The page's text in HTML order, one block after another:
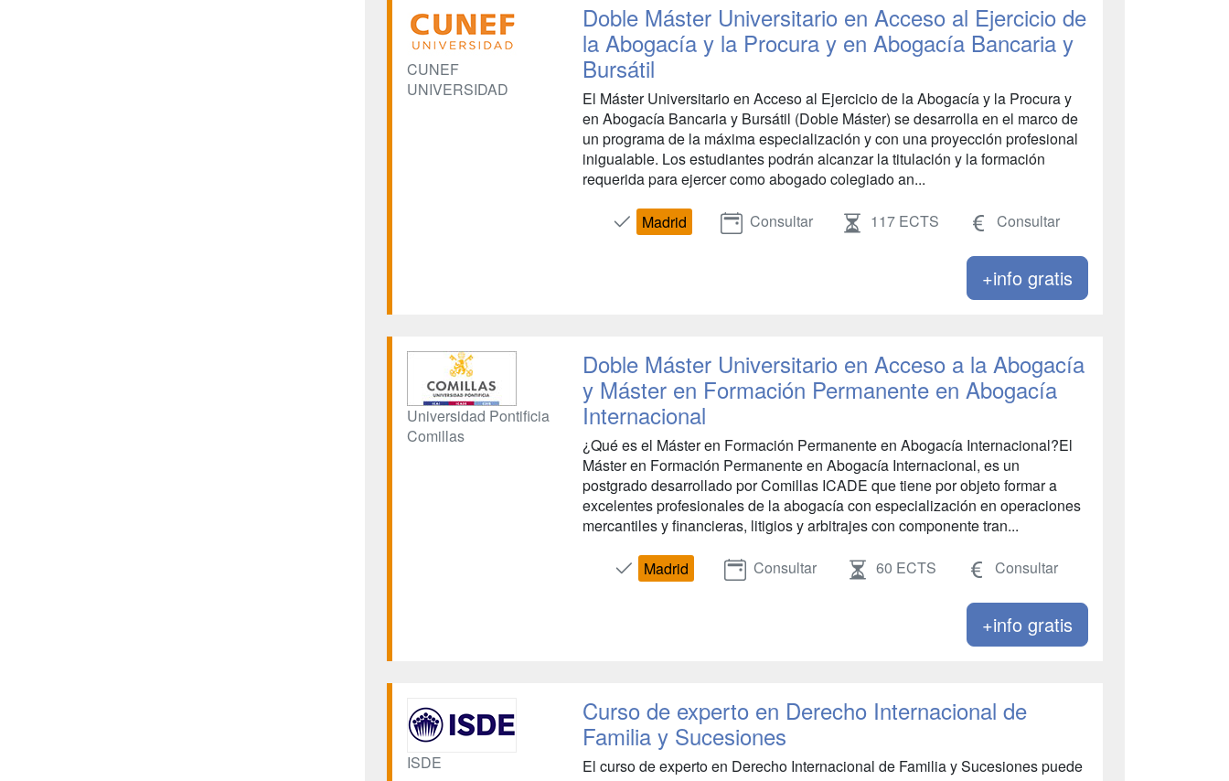
CUNEF
UNIVERSIDAD
Doble Máster Universitario en Acceso al Ejercicio de
la Abogacía y la Procura y en Abogacía Bancaria y
Bursátil
El Máster Universitario en Acceso al Ejercicio de la Abogacía y la Procura y
en Abogacía Bancaria y Bursátil (Doble Máster) se desarrolla en el marco de
un programa de la máxima especialización y con una proyección profesional
inigualable. Los estudiantes podrán alcanzar la titulación y la formación
requerida para ejercer como abogado colegiado an...
Madrid Consultar 117 ECTS Consultar
+info gratis
Universidad Pontificia
Comillas
Doble Máster Universitario en Acceso a la Abogacía
y Máster en Formación Permanente en Abogacía
Internacional
¿Qué es el Máster en Formación Permanente en Abogacía Internacional?El
Máster en Formación Permanente en Abogacía Internacional, es un
postgrado desarrollado por Comillas ICADE que tiene por objeto formar a
excelentes profesionales de la abogacía con especialización en operaciones
mercantiles y financieras, litigios y arbitrajes con componente tran...
Madrid Consultar 60 ECTS Consultar
+info gratis
ISDE
Curso de experto en Derecho Internacional de
Familia y Sucesiones
El curso de experto en Derecho Internacional de Familia y Sucesiones puede